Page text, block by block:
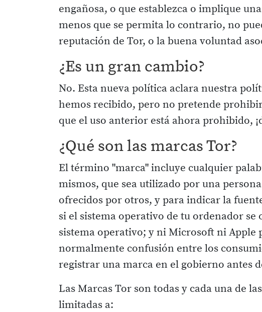
engañosa, o que establezca o implique
menos que se permita lo contrario, no
reputación de Tor, o la buena voluntad
¿Es un gran cambio?
No. Esta nueva política aclara nuestra
hemos recibido, pero no pretende
que el uso anterior está ahora prohibido,
¿Qué son las marcas Tor?
El término "marca" incluye cualquier
mismos, que sea utilizado por una
ofrecidos por otros, y para indicar la
si el sistema operativo de tu ordenador
sistema operativo; y ni Microsoft ni Apple
normalmente confusión entre los
registrar una marca en el gobierno antes
Las Marcas Tor son todas y cada una de
limitadas a: